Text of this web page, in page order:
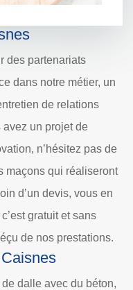
des partenariats
dans notre métier, un
de relations
avez un projet de
n’hésitez pas de
maçons qui réaliseront
d’un devis, vous en
gratuit et sans
de nos prestations.
dalle avec du béton,